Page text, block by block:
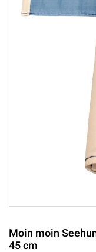
Moin moin
45 cm